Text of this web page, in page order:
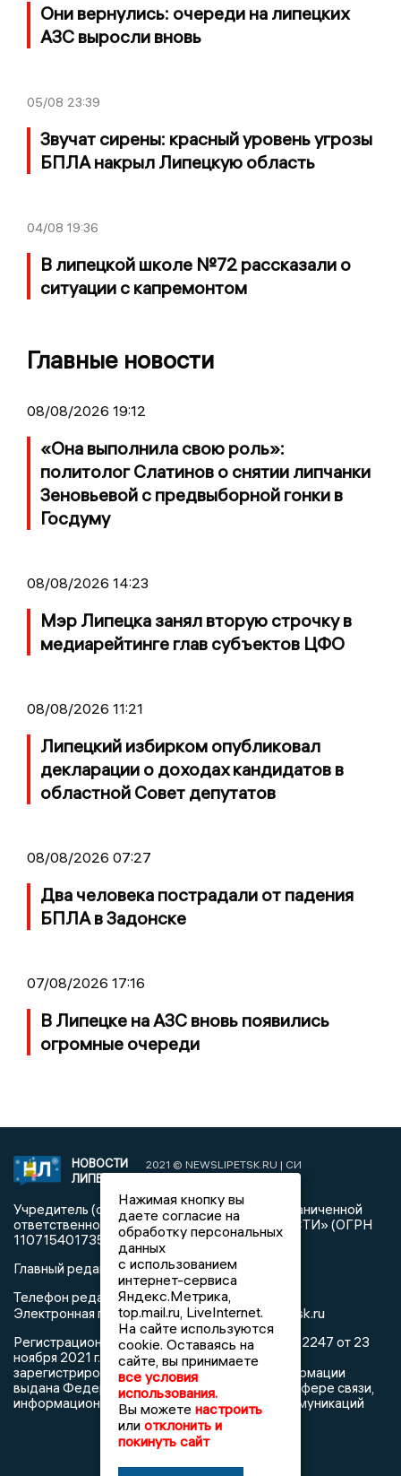
Они вернулись: очереди на липецких
АЗС выросли вновь
05/08 23:39
Звучат сирены: красный уровень угрозы
БПЛА накрыл Липецкую область
04/08 19:36
В липецкой школе №72 рассказали о
ситуации с капремонтом
Главные новости
08/08/2026 19:12
«Она выполнила свою роль»:
политолог Слатинов о снятии липчанки
Зеновьевой с предвыборной гонки в
Госдуму
08/08/2026 14:23
Мэр Липецка занял вторую строчку в
медиарейтинге глав субъектов ЦФО
08/08/2026 11:21
Липецкий избирком опубликовал
декларации о доходах кандидатов в
областной Совет депутатов
08/08/2026 07:27
Два человека пострадали от падения
БПЛА в Задонске
07/08/2026 17:16
В Липецке на АЗС вновь появились
огромные очереди
НОВОСТИ
ЛИПЕЦКА
2021 © NEWSLIPETSK.RU | СИ
Учредитель (соучредители): Общество с ограниченной
ответственностью «РЕГИОНАЛЬНЫЕ НОВОСТИ» (ОГРН
1107154017354)
Главный редактор: Герцог Е.Г.
Телефон редакции: +7 903 699 9427
Электронная почта редакции:info@newslipetsk.ru
Регистрационный номер: серия Эл № ФС77-82247 от 23
ноября 2021 г. согласно выписке из реестра
зарегистрированных средств массовой информации
выдана Федеральной службой по надзору в сфере связи,
информационных технологий и массовых коммуникаций
Нажимая кнопку вы
даете согласие на
обработку персональных
данных
с использованием
интернет-сервиса
Яндекс.Метрика,
top.mail.ru, LiveInternet.
На сайте используются
cookie. Оставаясь на
сайте, вы принимаете
все условия
использования.
Вы можете настроить
или отклонить и
покинуть сайт